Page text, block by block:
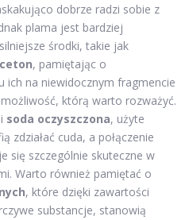
dobrze radzi sobie z
plama jest bardziej
środki, takie jak
, pamiętając o
ich na niewidocznym fragmencie
którą warto rozważyć.
soda oczyszczona, użyte
zdziałać cuda, a połączenie
się szczególnie skuteczne w
Warto również pamiętać o
, które dzięki zawartości
substancje, stanowią